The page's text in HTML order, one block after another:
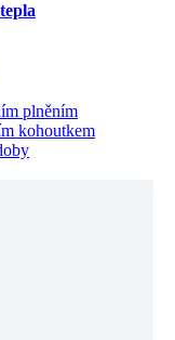
plněním
kohoutkem